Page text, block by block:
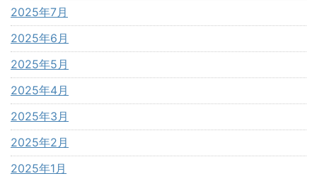
2025年7月
2025年6月
2025年5月
2025年4月
2025年3月
2025年2月
2025年1月